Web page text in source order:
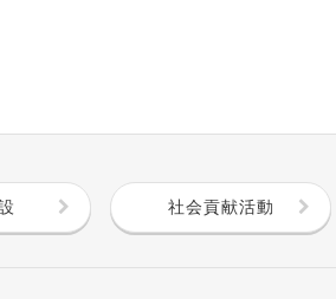
社会貢献活動